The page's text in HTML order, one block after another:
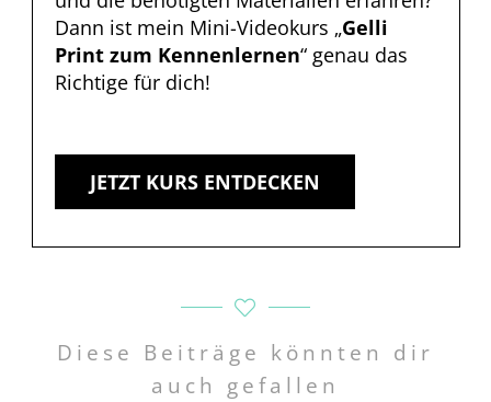
Dann ist mein Mini-Videokurs „Gelli
Print zum Kennenlernen“genau das
Richtige für dich!
JETZT KURS ENTDECKEN
Diese Beiträge könnten dir
auch gefallen